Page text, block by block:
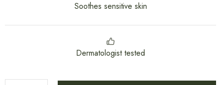
Soothes sensitive skin
Dermatologist tested